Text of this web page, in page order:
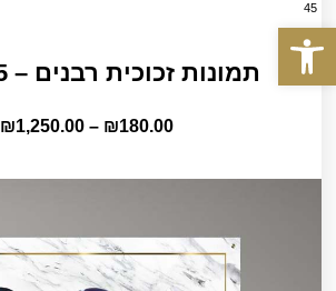
פתח סרגל נגישות
45
תמונות זכוכית רבנים – RABI-45
₪180.00
–
₪1,250.00